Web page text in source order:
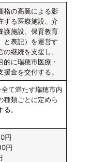
格の高騰による影
する医療施設、介
護施設、保育教育
と表記）を運営す
継続を支援し、
に瑞穂市医療・
金を交付する。
て満たす瑞穂市内
種類ごとに定めら
。
円
円